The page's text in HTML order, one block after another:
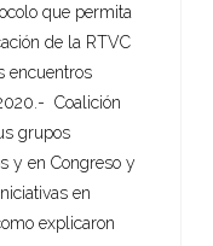
que permita
de la RTVC
encuentros
Coalición
grupos
y en Congreso y
en
explicaron